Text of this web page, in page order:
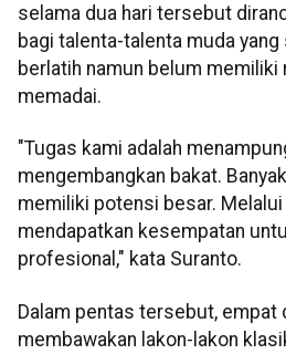
selama dua hari tersebut
bagi talenta-talenta muda yang
berlatih namun belum memiliki
memadai.
"Tugas kami adalah
mengembangkan bakat.
memiliki potensi besar.
mendapatkan kesempatan
profesional," kata Suranto.
Dalam pentas tersebut, empat
membawakan lakon-lakon